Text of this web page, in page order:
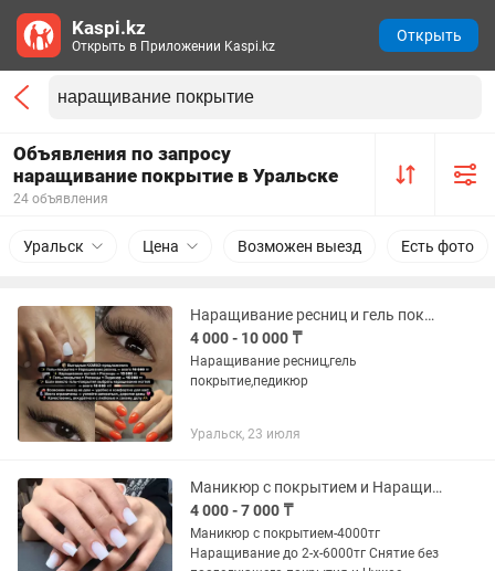
Объявления по запросу
наращивание покрытие в Уральске
24 объявления
Уральск Цена Возможен выезд Есть фото
Наращивание ресниц и гель покрытие
4 000 - 10 000 ₸
Наращивание ресниц,гель
покрытие,педикюр
Уральск, 23 июля
Маникюр с покрытием и Наращивание ногтей
4 000 - 7 000 ₸
Маникюр с покрытием-4000тг
Наращивание до 2-х-6000тг Снятие без
Kaspi.kz
Открыть в Приложении Kaspi.kz
Открыть